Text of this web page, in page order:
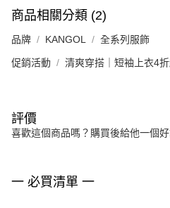
商品相關分類 (2)
品牌 KANGOL 全系列服飾
促銷活動 清爽穿搭｜短袖上衣4
評價
喜歡這個商品嗎？購買後給他一個
一 必買清單 一